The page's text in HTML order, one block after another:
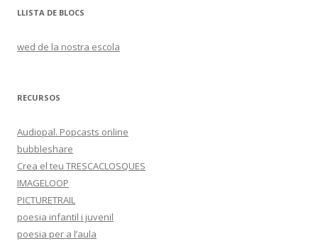
LLISTA DE BLOCS
wed de la nostra escola
RECURSOS
Audiopal. Popcasts online
bubbleshare
Crea el teu TRESCACLOSQUES
IMAGELOOP
PICTURETRAIL
poesia infantil i juvenil
poesia per a l’aula